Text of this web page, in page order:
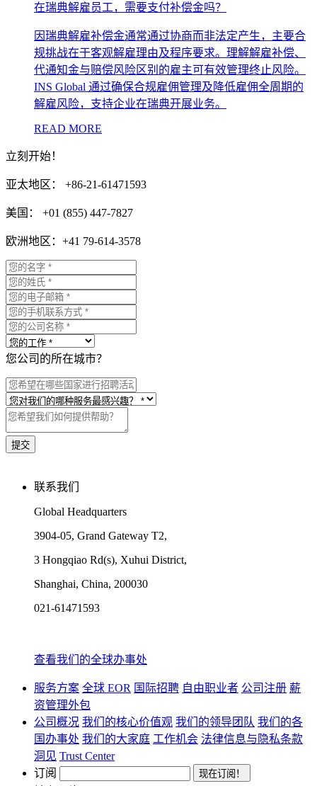
在瑞典解雇员工，需要支付补偿金吗？
因瑞典解雇补偿金通常通过协商而非法定产生，主要合
规挑战在于客观解雇理由及程序要求。理解解雇补偿、
代通知金与赔偿风险区别的雇主可有效管理终止风险。
INS Global 通过确保合规雇佣管理及降低雇佣全周期的
解雇风险，支持企业在瑞典开展业务。
READ MORE
立刻开始！
亚太地区： +86-21-61471593
美国： +01 (855) 447-7827
欧洲地区：+41 79-614-3578
您公司的所在城市？
联系我们
Global Headquarters
3904-05, Grand Gateway T2,
3 Hongqiao Rd(s), Xuhui District,
Shanghai, China, 200030
021-61471593
查看我们的全球办事处
服务方案 全球 EOR 国际招聘 自由职业者 公司注册 薪
资管理外包
公司概况 我们的核心价值观 我们的领导团队 我们的各
国办事处 我们的大家庭 工作机会 法律信息与隐私条款
洞见 Trust Center
订阅